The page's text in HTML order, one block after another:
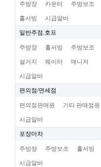
주방장 카운터 주방보조
홀서빙 시급알바
일반주점.호프
주방장 홀서빙 주방보조
설거지 웨이터 매니저
시급알바
편의점/면세점
편의점판매원 기타 판매점원
시급알바
포장마차
주방장 주방보조 홀서빙
시급알바